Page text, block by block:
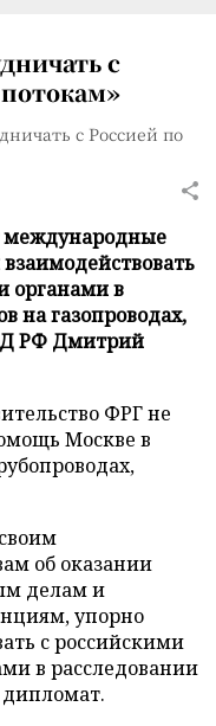
с
с Россией по
международные
органами в
на газопроводах,
РФ Дмитрий
ФРГ не
Москве в
об оказании
делам и
упорно
с российскими
в расследовании
дипломат.